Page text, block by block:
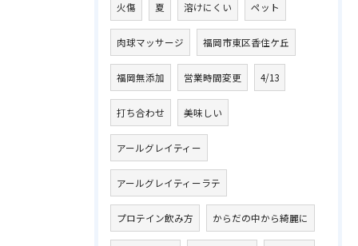
火傷 夏 溶けにくい ペット
肉球マッサージ 福岡市東区香住ケ丘
福岡無添加 営業時間変更 4/13
打ち合わせ 美味しい
アールグレイティー
アールグレイティーラテ
プロテイン飲み方 からだの中から綺麗に